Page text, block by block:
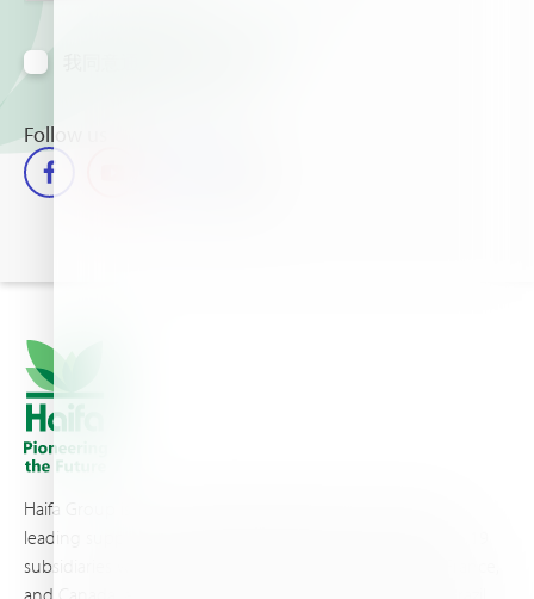
Follow us
Haifa Group is a multi-national corporation and a global
leading supplier of specialty fertilizers, operating through 19
subsidiaries worldwide, with production sites in Israel, France,
and Canada, as well as proprietary blending facilities in Brazil